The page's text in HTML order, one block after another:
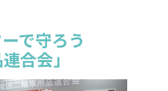
で守ろう
合会」